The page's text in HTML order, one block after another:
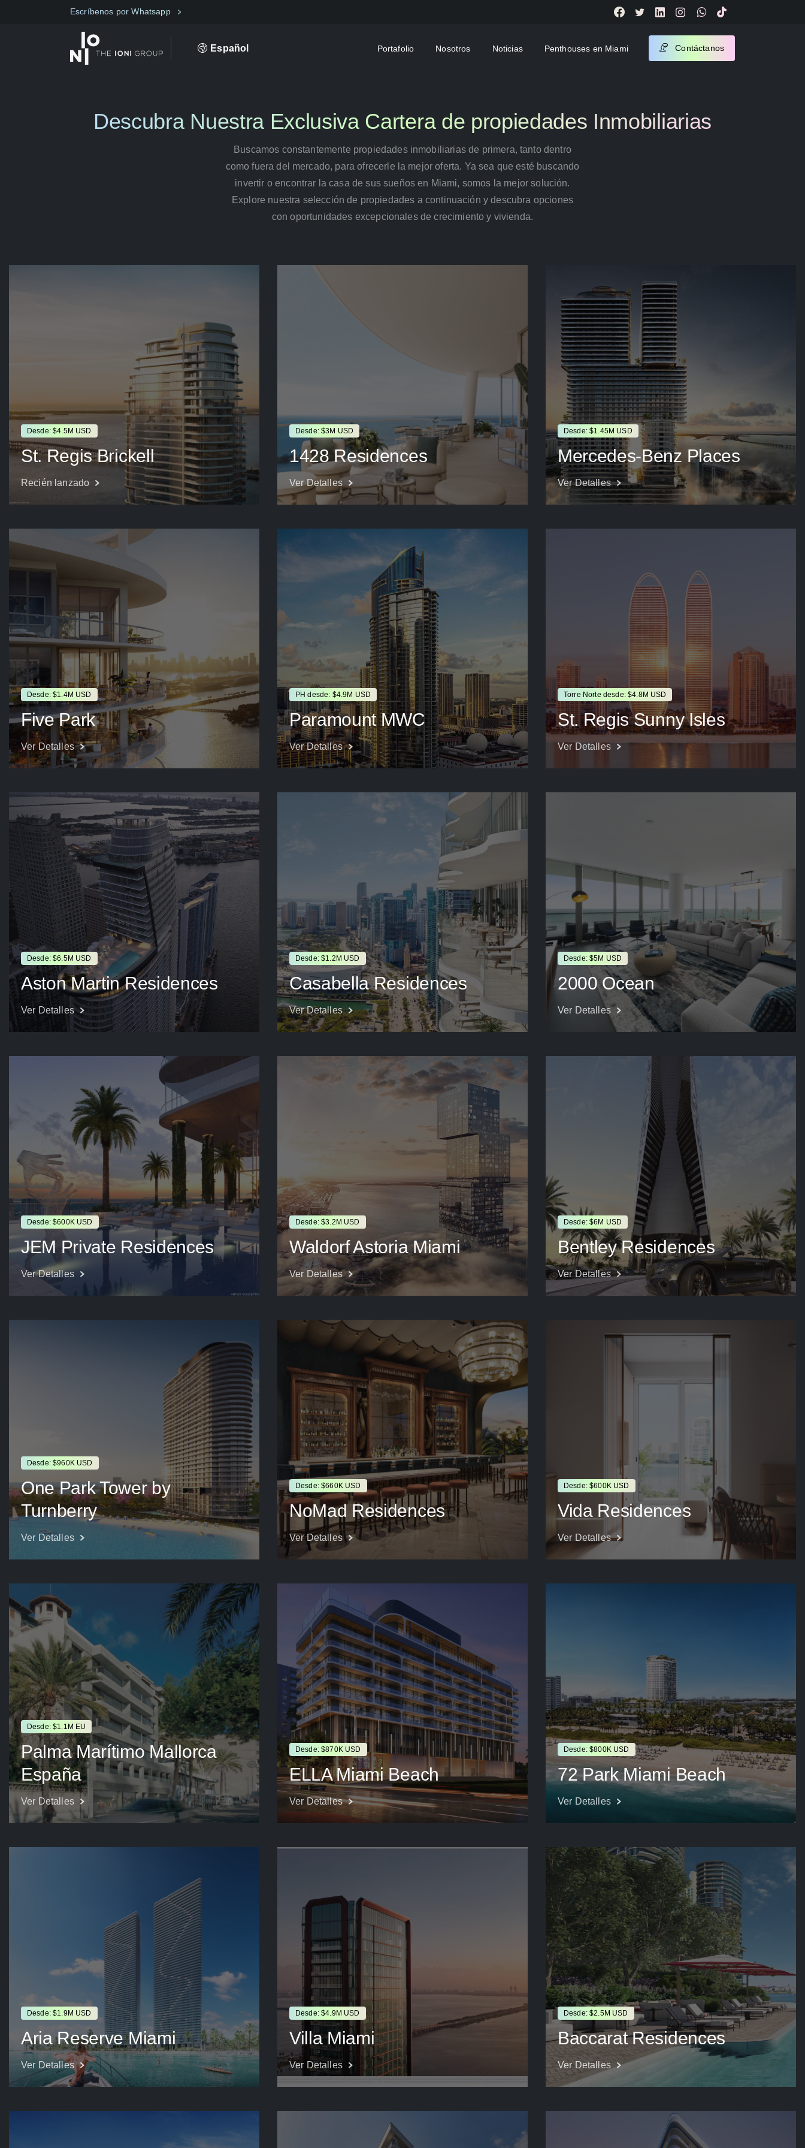
Escríbenos por Whatsapp
Español Portafolio Nosotros Noticias Penthouses en Miami Contáctanos
Descubra Nuestra Exclusiva Cartera de propiedades Inmobiliarias
Buscamos constantemente propiedades inmobiliarias de primera, tanto dentro
como fuera del mercado, para ofrecerle la mejor oferta. Ya sea que esté buscando
invertir o encontrar la casa de sus sueños en Miami, somos la mejor solución.
Explore nuestra selección de propiedades a continuación y descubra opciones
con oportunidades excepcionales de crecimiento y vivienda.
Desde: $4.5M USD
St. Regis Brickell
Recién lanzado
Desde: $3M USD
1428 Residences
Ver Detalles
Desde: $1.45M USD
Mercedes-Benz Places
Ver Detalles
Desde: $1.4M USD
Five Park
Ver Detalles
PH desde: $4.9M USD
Paramount MWC
Ver Detalles
Torre Norte desde: $4.8M USD
St. Regis Sunny Isles
Ver Detalles
Desde: $6.5M USD
Aston Martin Residences
Ver Detalles
Desde: $1.2M USD
Casabella Residences
Ver Detalles
Desde: $5M USD
2000 Ocean
Ver Detalles
Desde: $600K USD
JEM Private Residences
Ver Detalles
Desde: $3.2M USD
Waldorf Astoria Miami
Ver Detalles
Desde: $6M USD
Bentley Residences
Ver Detalles
Desde: $960K USD
One Park Tower by
Turnberry
Ver Detalles
Desde: $660K USD
NoMad Residences
Ver Detalles
Desde: $600K USD
Vida Residences
Ver Detalles
Desde: $1.1M EU
Palma Marítimo Mallorca
España
Ver Detalles
Desde: $870K USD
ELLA Miami Beach
Ver Detalles
Desde: $800K USD
72 Park Miami Beach
Ver Detalles
Desde: $1.9M USD
Aria Reserve Miami
Ver Detalles
Desde: $4.9M USD
Villa Miami
Ver Detalles
Desde: $2.5M USD
Baccarat Residences
Ver Detalles